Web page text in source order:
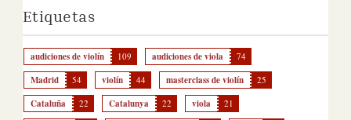
Etiquetas
audiciones de violín 109 audiciones de viola 74
Madrid 54 violín 44 masterclass de violín 25
Cataluña 22 Catalunya 22 viola 21